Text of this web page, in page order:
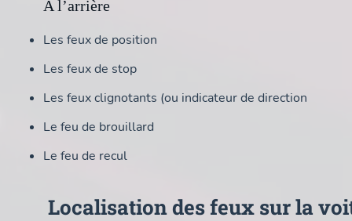
A l’arrière
Les feux de position
Les feux de stop
Les feux clignotants (ou indicateur de direction
Le feu de brouillard
Le feu de recul
Localisation des feux sur la